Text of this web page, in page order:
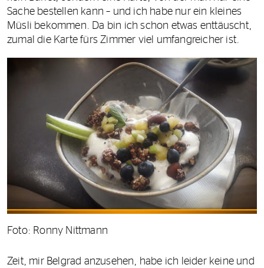
Sache bestellen kann – und ich habe nur ein kleines
Müsli bekommen. Da bin ich schon etwas enttäuscht,
zumal die Karte fürs Zimmer viel umfangreicher ist.
Foto: Ronny Nittmann
Zeit, mir Belgrad anzusehen, habe ich leider keine und